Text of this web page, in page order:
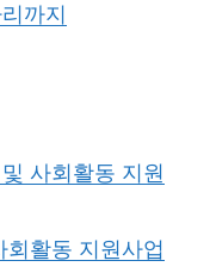
까지
사회활동 지원
활동 지원사업